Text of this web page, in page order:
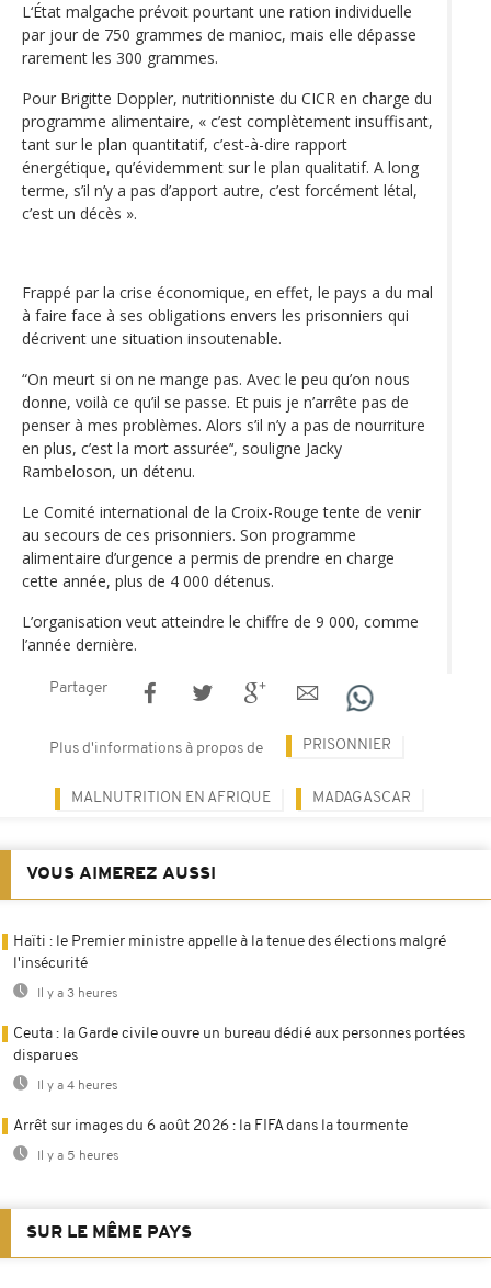
L‘État malgache prévoit pourtant une ration individuelle
par jour de 750 grammes de manioc, mais elle dépasse
rarement les 300 grammes.
Pour Brigitte Doppler, nutritionniste du CICR en charge du
programme alimentaire, « c’est complètement insuffisant,
tant sur le plan quantitatif, c’est-à-dire rapport
énergétique, qu’évidemment sur le plan qualitatif. A long
terme, s’il n’y a pas d’apport autre, c’est forcément létal,
c’est un décès ».
Frappé par la crise économique, en effet, le pays a du mal
à faire face à ses obligations envers les prisonniers qui
décrivent une situation insoutenable.
“On meurt si on ne mange pas. Avec le peu qu’on nous
donne, voilà ce qu’il se passe. Et puis je n’arrête pas de
penser à mes problèmes. Alors s’il n’y a pas de nourriture
en plus, c’est la mort assurée’‘, souligne Jacky
Rambeloson, un détenu.
Le Comité international de la Croix-Rouge tente de venir
au secours de ces prisonniers. Son programme
alimentaire d’urgence a permis de prendre en charge
cette année, plus de 4 000 détenus.
L’organisation veut atteindre le chiffre de 9 000, comme
l’année dernière.
Partager
Plus d'informations à propos de PRISONNIER
MALNUTRITION EN AFRIQUE MADAGASCAR
VOUS AIMEREZ AUSSI
Haïti : le Premier ministre appelle à la tenue des élections malgré
l'insécurité
Il y a 3 heures
Ceuta : la Garde civile ouvre un bureau dédié aux personnes portées
disparues
Il y a 4 heures
Arrêt sur images du 6 août 2026 : la FIFA dans la tourmente
Il y a 5 heures
SUR LE MÊME PAYS